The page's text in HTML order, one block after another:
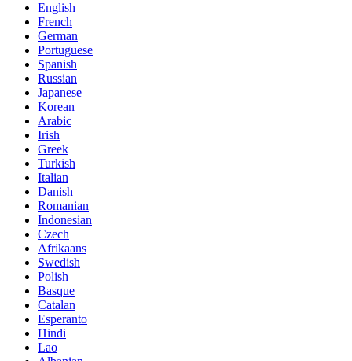
English
French
German
Portuguese
Spanish
Russian
Japanese
Korean
Arabic
Irish
Greek
Turkish
Italian
Danish
Romanian
Indonesian
Czech
Afrikaans
Swedish
Polish
Basque
Catalan
Esperanto
Hindi
Lao